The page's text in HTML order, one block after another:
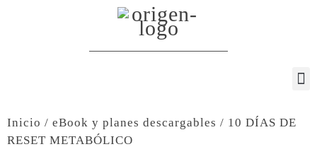
Inicio / eBook y planes descargables / 10 DÍAS DE
RESET METABÓLICO